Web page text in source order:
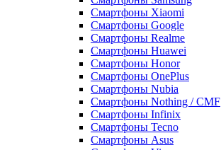
Смартфоны Xiaomi
Смартфоны Google
Смартфоны Realme
Смартфоны Huawei
Смартфоны Honor
Смартфоны OnePlus
Смартфоны Nubia
Смартфоны Nothing / CMF
Смартфоны Infinix
Смартфоны Tecno
Смартфоны Asus